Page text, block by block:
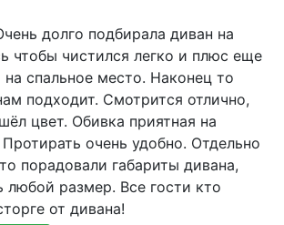
долго подбирала диван на
чтобы чистился легко и плюс еще
на спальное место. Наконец то
подходит. Смотрится отлично,
цвет. Обивка приятная на
очень удобно. Отдельно
порадовали габариты дивана,
размер. Все гости кто
от дивана!